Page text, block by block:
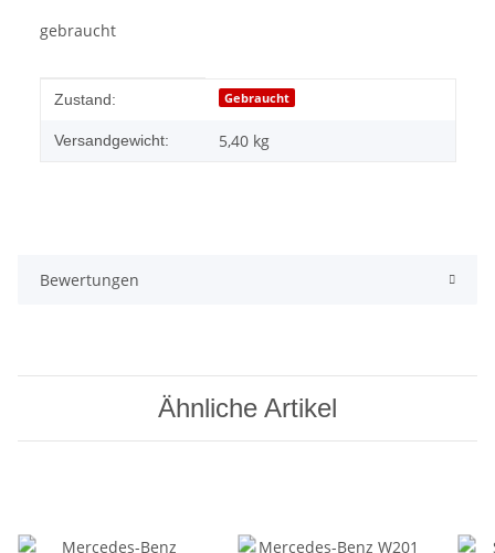
gebraucht
Produkteigenschaft
Wert
Zustand: Gebraucht
Versandgewicht: 5,40 kg
Bewertungen
Ähnliche Artikel